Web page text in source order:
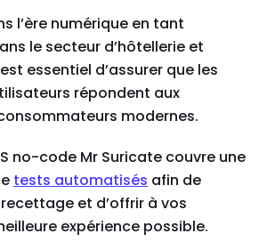
l’ère numérique en tant
le secteur d’hôtellerie et
essentiel d’assurer que les
répondent aux
modernes.
no-code Mr Suricate couvre une
tests automatisés afin de
et d’offrir à vos
expérience possible.